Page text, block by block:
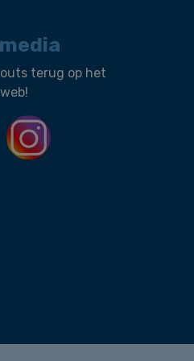
media
terug op het